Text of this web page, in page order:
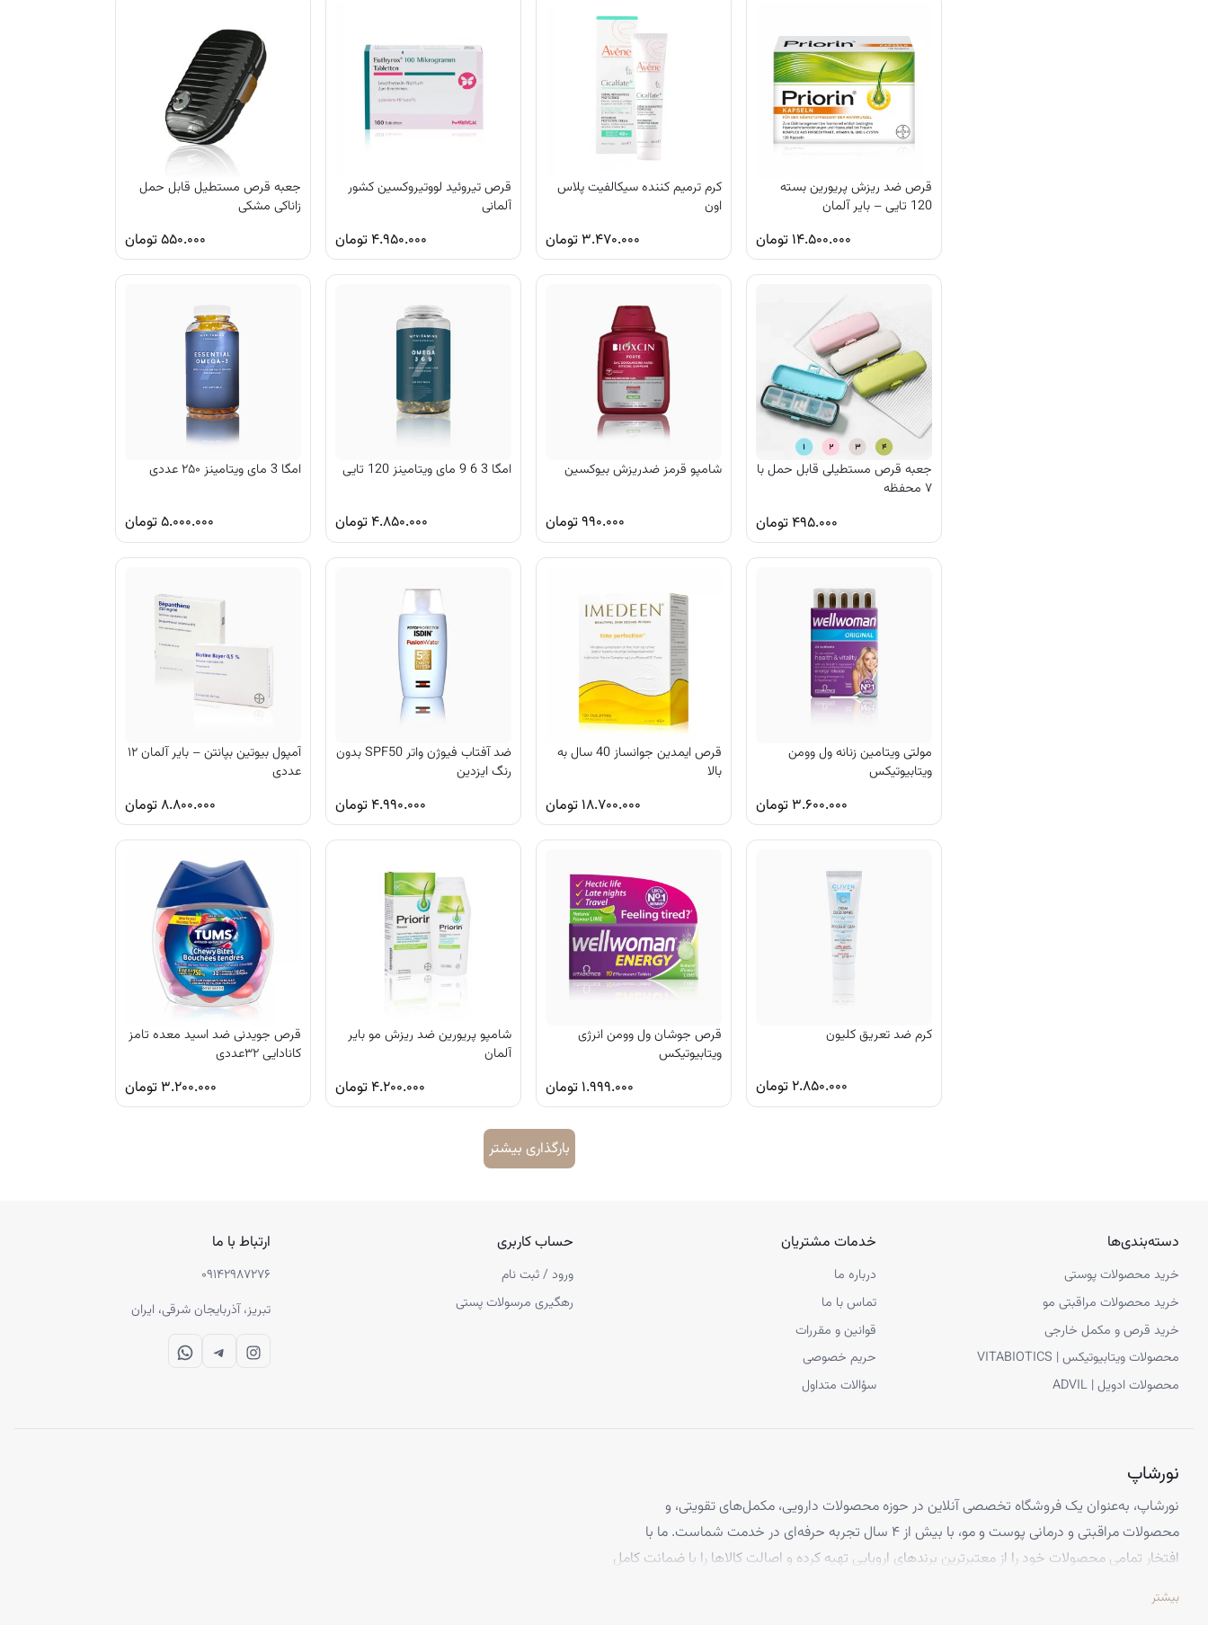
قرص ضد ریزش پریورین بسته
120 تایی – بایر آلمان
۱۴.۵۰۰.۰۰۰ تومان
کرم ترمیم کننده سیکالفیت پلاس
اون
۳.۴۷۰.۰۰۰ تومان
قرص تیروئید لووتیروکسین کشور
آلمانی
۴.۹۵۰.۰۰۰ تومان
جعبه قرص مستطیل قابل حمل
زاناکی مشکی
۵۵۰.۰۰۰تومان
جعبه قرص مستطیلی قابل حمل با
۷ محفظه
۴۹۵.۰۰۰ تومان
شامپو قرمز ضدریزش بیوکسین
۹۹۰.۰۰۰تومان
امگا 3 6 9 مای ویتامینز 120 تایی
۴.۸۵۰.۰۰۰ تومان
امگا 3 مای ویتامینز ۲۵۰ عددی
۵.۰۰۰.۰۰۰تومان
مولتی ویتامین زنانه ول وومن
ویتابیوتیکس
۳.۶۰۰.۰۰۰ تومان
قرص ایمدین جوانساز 40 سال به
بالا
۱۸.۷۰۰.۰۰۰ تومان
ضد آفتاب فیوژن واتر SPF50 بدون
رنگ ایزدین
۴.۹۹۰.۰۰۰ تومان
آمپول بیوتین بپانتن – بایر آلمان ۱۲
عددی
۸.۸۰۰.۰۰۰تومان
کرم ضد تعریق کلیون
۲.۸۵۰.۰۰۰ تومان
قرص جوشان ول وومن انرژی
ویتابیوتیکس
۱.۹۹۹.۰۰۰ تومان
شامپو پریورین ضد ریزش مو بایر
آلمان
۴.۲۰۰.۰۰۰ تومان
قرص‌ جویدنی ضد اسید معده تامز
کانادایی ۳۲عددی
۳.۲۰۰.۰۰۰ تومان
بارگذاری بیشتر
دسته‌بندی‌ها
خرید محصولات پوستی
خرید محصولات مراقبتی مو
خرید قرص و مکمل خارجی
محصولات ویتابیوتیکس | VITABIOTICS
محصولات ادویل | ADVIL
خدمات مشتریان
درباره ما
تماس با ما
قوانین و مقررات
حریم خصوصی
سؤالات متداول
حساب کاربری
ورود / ثبت نام
رهگیری مرسولات پستی
ارتباط با ما
۰۹۱۴۲۹۸۷۲۷۶
تبریز، آذربایجان شرقی، ایران
Instagram
Telegram
WhatsApp
نورشاپ
نورشاپ، به‌عنوان یک فروشگاه تخصصی آنلاین در حوزه محصولات دارویی، مکمل‌های تقویتی، و
محصولات مراقبتی و درمانی پوست و مو، با بیش از ۴ سال تجربه حرفه‌ای در خدمت شماست. ما با
افتخار تمامی محصولات خود را از معتبرترین برندهای اروپایی تهیه کرده و اصالت کالاها را با ضمانت کامل
تخصص ما ارائه محصولاتی است که از کیفیت و استانداردهای برتر جهانی برخوردارند، تا بتوانید با
بیشتر